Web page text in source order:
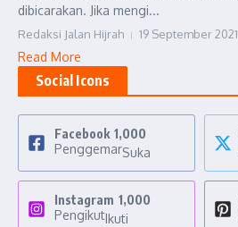
dibicarakan. Jika mengi...
Redaksi Jalan Hijrah 19 September 2021
Read More
Social Icons
Facebook 1,000
PenggemarSuka
Instagram 1,000
PengikutIkuti